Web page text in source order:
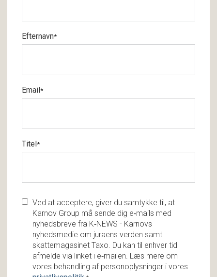
Efternavn*
Email*
Titel*
Ved at acceptere, giver du samtykke til, at
Karnov Group må sende dig e‑mails med
nyhedsbreve fra K‑NEWS - Karnovs
nyhedsmedie om juraens verden samt
skattemagasinet Taxo. Du kan til enhver tid
afmelde via linket i e‑mailen. Læs mere om
vores behandling af personoplysninger i vores